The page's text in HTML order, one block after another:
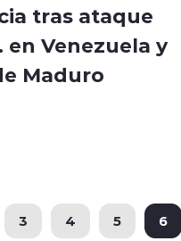
tras ataque
en Venezuela y
Maduro
3 4 5 6